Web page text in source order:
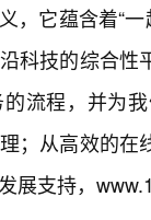
，它蕴含着“
科技的综合
流程，并为
；从高效的
展支持，